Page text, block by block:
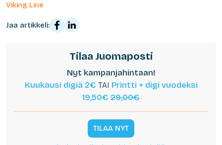
Viking Line
Jaa artikkeli:
Tilaa Juomaposti
Nyt kampanjahintaan!
Kuukausi digiä 2€ TAI Printti + digi vuodeksi
19,50€ 29,00€
TILAA NYT